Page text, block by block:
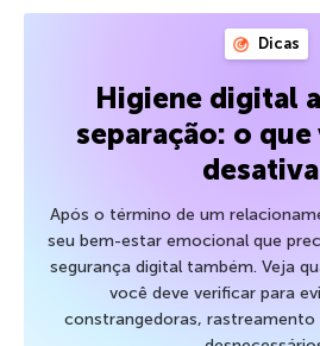
Dicas
Higiene digital
separação: o
Após o término de um
seu bem-estar emocional que
segurança digital também. Veja
você deve verificar para
constrangedoras, rastreamento